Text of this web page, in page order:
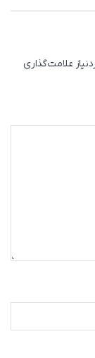
علامت‌گذاری